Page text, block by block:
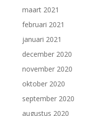
maart 2021
februari 2021
januari 2021
december 2020
november 2020
oktober 2020
september 2020
augustus 2020